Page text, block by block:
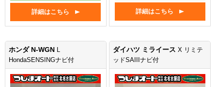
詳細はこちら 詳細はこちら
ホンダ N-WGN L
HondaSENSINGナビ付
ダイハツ ミライースX リミテ
ッドSAIIIナビ付